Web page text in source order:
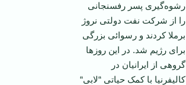
رشوه‌گيری پسر رفسنجانی
را از شرکت نفت دولتی نروژ
برملا کردند و رسوائی بزرگی
برای رژيم شد. در اين روزها
گروهی از ايرانيان در
کاليفرنيا با کمک حياتی “لابی“